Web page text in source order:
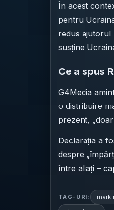
În acest
pentru
redus ajutorul
susține
Ce a spus
G4Media
o distribuire
prezent,
Declarația a
despre
între aliați –
TAG-URI: mark